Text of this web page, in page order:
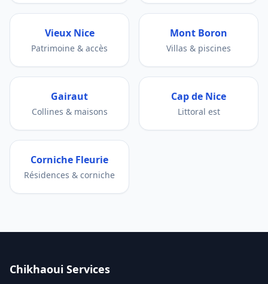
Vieux Nice
Patrimoine & accès
Mont Boron
Villas & piscines
Gairaut
Collines & maisons
Cap de Nice
Littoral est
Corniche Fleurie
Résidences & corniche
Chikhaoui Services